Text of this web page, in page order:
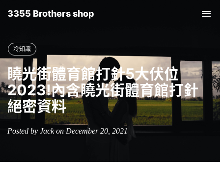
3355 Brothers shop
冷知識
䁱光街體育館打針5大伏位
2023!內含䁱光街體育館打針
絕密資料
Posted by Jack on December 20, 2021